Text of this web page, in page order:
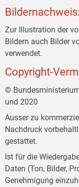
Bildernachweis:
Zur Illustration der
Bildern auch Bilder
verwendet.
Copyright-
©
und 2020
Ausser zu
Nachdruck
gestattet.
Ist für die
Daten (Ton, Bilder,
Genehmigung